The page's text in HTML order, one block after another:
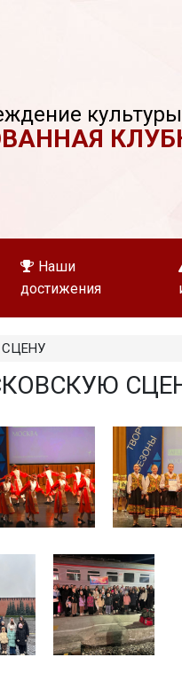
культуры
Наши
достижения